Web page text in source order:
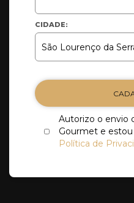
CIDADE:
Autorizo o envio
Gourmet e
Política de